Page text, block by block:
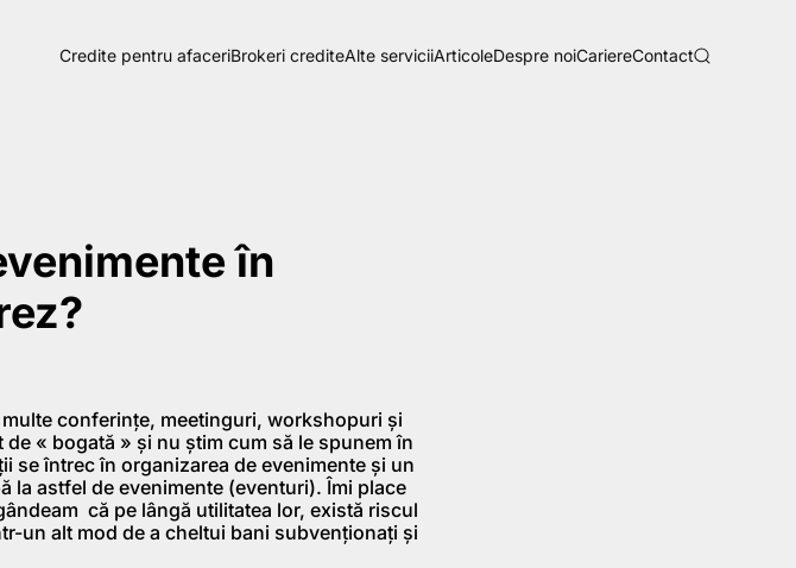
Credite pentru afaceriBrokeri crediteAlte serviciiArticoleDespre noiCariereContact
în
conferinţe, meetinguri, workshopuri şi
« bogată » şi nu ştim cum să le spunem în
se întrec în organizarea de evenimente şi un
la astfel de evenimente (eventuri). Îmi place
că pe lângă utilitatea lor, există riscul
un alt mod de a cheltui bani subvenţionaţi şi